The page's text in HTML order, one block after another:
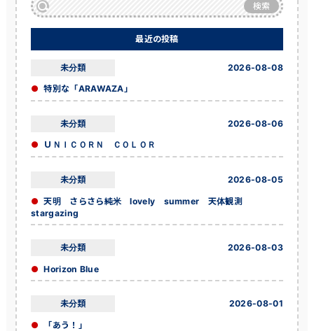
検索
最近の投稿
特別な「ARAWAZA」
未分類 2026-08-08
ＵＮＩＣＯＲＮ ＣＯＬＯＲ
未分類 2026-08-06
天明 さらさら純米 lovely summer 天体観測
stargazing
未分類 2026-08-05
Horizon Blue
未分類 2026-08-03
「あう！」
未分類 2026-08-01